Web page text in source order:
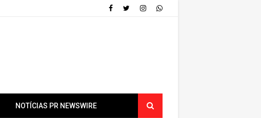
NOTÍCIAS PR NEWSWIRE